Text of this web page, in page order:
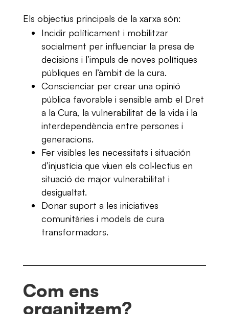
Els objectius principals de la xarxa són:
Incidir políticament i mobilitzar
socialment per influenciar la presa de
decisions i l’impuls de noves polítiques
públiques en l’àmbit de la cura.
Conscienciar per crear una opinió
pública favorable i sensible amb el Dret
a la Cura, la vulnerabilitat de la vida i la
interdependència entre persones i
generacions.
Fer visibles les necessitats i situación
d’injustícia que viuen els col·lectius en
situació de major vulnerabilitat i
desigualtat.
Donar suport a les iniciatives
comunitàries i models de cura
transformadors.
Com ens
organitzem?